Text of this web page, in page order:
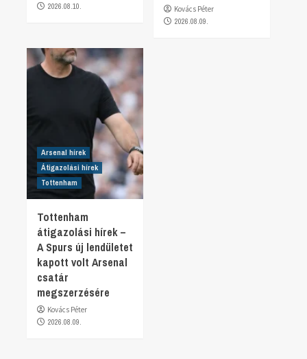
2026.08.10.
Kovács Péter
2026.08.09.
Arsenal hírek
Átigazolási hírek
Tottenham
Tottenham
átigazolási hírek –
A Spurs új lendületet
kapott volt Arsenal
csatár
megszerzésére
Kovács Péter
2026.08.09.